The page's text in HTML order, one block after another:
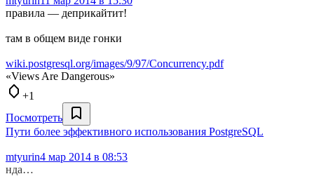
правила — деприкайтит!
там в общем виде гонки
wiki.postgresql.org/images/9/97/Concurrency.pdf
«Views Are Dangerous»
+1
Посмотреть
Пути более эффективного использования PostgreSQL
mtyurin4 мар 2014 в 08:53
нда…